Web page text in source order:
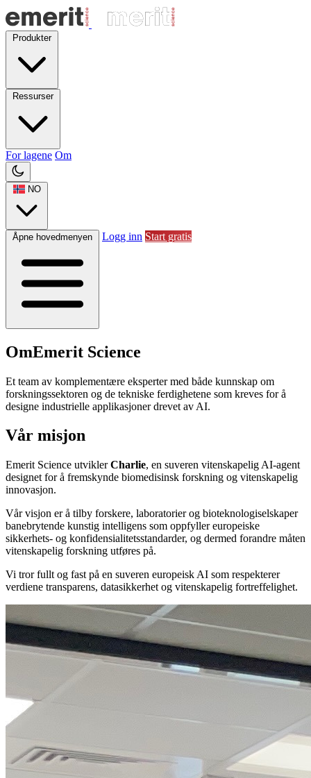
Produkter
Ressurser
For lagene Om
NO
Åpne hovedmenyen Logg inn Start gratis
OmEmerit Science
Et team av komplementære eksperter med både kunnskap om
forskningssektoren og de tekniske ferdighetene som kreves for å
designe industrielle applikasjoner drevet av AI.
Vår misjon
Emerit Science utviklerCharlie, en suveren vitenskapelig AI-agent
designet for å fremskynde biomedisinsk forskning og vitenskapelig
innovasjon.
Vår visjon er å tilby forskere, laboratorier og bioteknologiselskaper
banebrytende kunstig intelligens som oppfyller europeiske
sikkerhets- og konfidensialitetsstandarder, og dermed forandre måten
vitenskapelig forskning utføres på.
Vi tror fullt og fast på en suveren europeisk AI som respekterer
verdiene transparens, datasikkerhet og vitenskapelig fortreffelighet.